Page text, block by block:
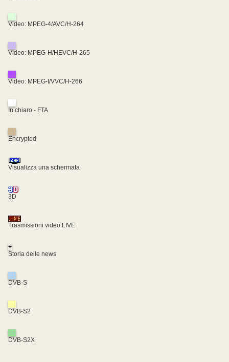
Video: MPEG-4/AVC/H-264
Video: MPEG-H/HEVC/H-265
Video: MPEG-I/VVC/H-266
In chiaro - FTA
Encrypted
Visualizza una schermata
3D
Trasmissioni video LIVE
+
Storia delle news
DVB-S
DVB-S2
DVB-S2X